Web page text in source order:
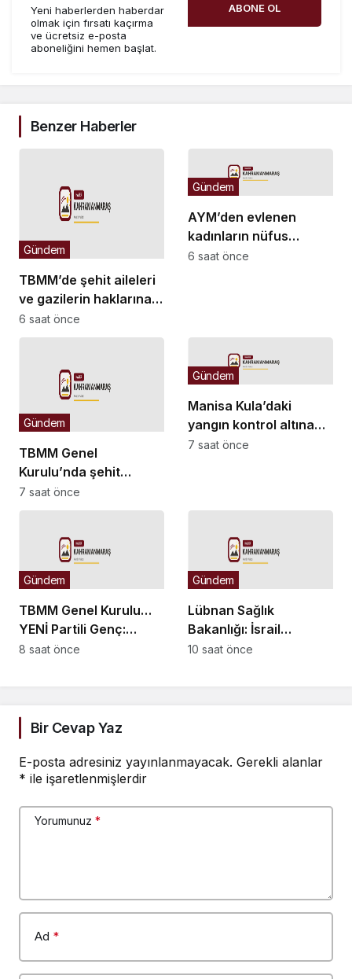
Yeni haberlerden haberdar
olmak için fırsatı kaçırma
ve ücretsiz e-posta
aboneliğini hemen başlat.
ABONE OL
Benzer Haberler
TBMM’de şehit aileleri
ve gazilerin haklarına
ilişkin kanun teklifi
yasalaştı: “Şehitler,
gazilerimiz hepimizin
başının tacıdır”
Gündem
6 saat önce
AYM’den evlenen
kadınların nüfus
kaydına ilişkin karar
Gündem
6 saat önce
TBMM Genel
Kurulu’nda şehit
aileleri ve gazilere
yönelik düzenlemeleri
birliğiyle kabul edildi
Gündem
7 saat önce
Manisa Kula’daki
yangın kontrol altına
alındı
Gündem
7 saat önce
TBMM Genel Kurulu…
YENİ Partili Genç:
“Eksik hakkın tam hak
Gündem
8 saat önce
Lübnan Sağlık
Bakanlığı: İsrail
saldırılarında 2
Gündem
10 saat önce
Bir Cevap Yaz
E-posta adresiniz yayınlanmayacak. Gerekli alanlar
* ile işaretlenmişlerdir
Yorumunuz *
Ad *